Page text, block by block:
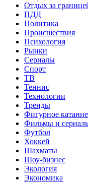
Отдых за
ПДД
Политика
Происшествия
Психология
Рынки
Сериалы
Спорт
ТВ
Теннис
Технологии
Тренды
Фигурное катание
Фильмы и
Футбол
Хоккей
Шахматы
Шоу-бизнес
Экология
Экономика